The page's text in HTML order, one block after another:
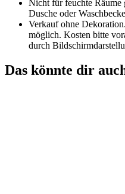
Nicht für feuchte Räume
Dusche oder
Verkauf ohne
möglich. Kosten bitte
durch
Das könnte dir